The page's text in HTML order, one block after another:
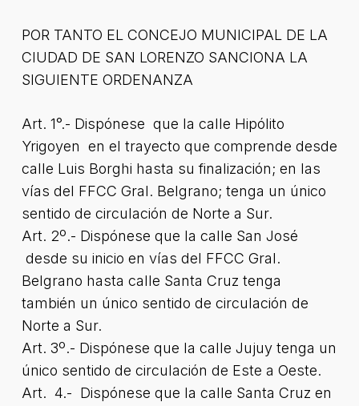
POR TANTO EL CONCEJO MUNICIPAL DE LA
CIUDAD DE SAN LORENZO SANCIONA LA
SIGUIENTE ORDENANZA
Art. 1°.- Dispónese que la calle Hipólito
Yrigoyen en el trayecto que comprende desde
calle Luis Borghi hasta su finalización; en las
vías del FFCC Gral. Belgrano; tenga un único
sentido de circulación de Norte a Sur.
Art. 2º.- Dispónese que la calle San José
desde su inicio en vías del FFCC Gral.
Belgrano hasta calle Santa Cruz tenga
también un único sentido de circulación de
Norte a Sur.
Art. 3º.- Dispónese que la calle Jujuy tenga un
único sentido de circulación de Este a Oeste.
Art. 4.- Dispónese que la calle Santa Cruz en